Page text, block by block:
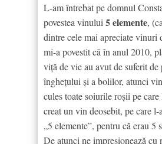
L-am întrebat pe domnul
povestea vinului5 elemente,
dintre cele mai apreciate vinuri
mi-a povestit că în anul 2010,
viță de vie au avut de suferit de
înghețului și a bolilor, atunci
cules toate soiurile roșii pe care
creat un vin deosebit, pe care
„5 elemente”, pentru că erau 5
De atunci ne impresionează cu